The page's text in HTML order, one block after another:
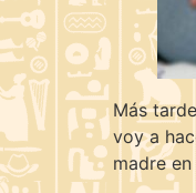
Más
voy a
madre